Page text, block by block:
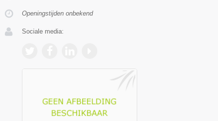
Openingstijden onbekend
Sociale media: